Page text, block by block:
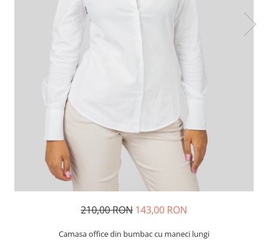
210,00 RON 143,00 RON
Camasa office din bumbac cu maneci lungi